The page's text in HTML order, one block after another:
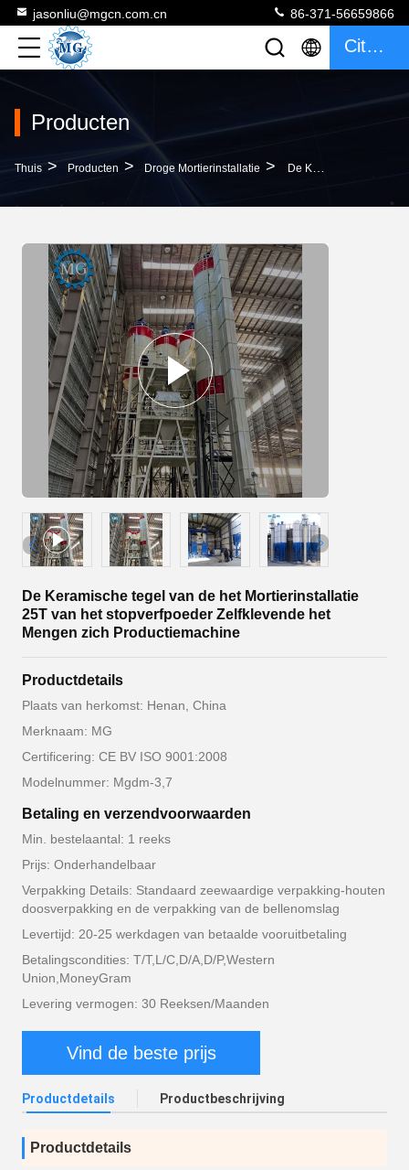
jasonliu@mgcn.com.cn 86-371-56659866
Citaat
Producten
Thuis > Producten > Droge Mortierinstallatie > De Keramische Tegel Van De Het Mortierinstallatie 25T Van Het Stopverfpoeder Zelfklevende Het Mengen Zich Productiemachine
De Keramische tegel van de het Mortierinstallatie
25T van het stopverfpoeder Zelfklevende het
Mengen zich Productiemachine
Productdetails
Plaats van herkomst: Henan, China
Merknaam: MG
Certificering: CE BV ISO 9001:2008
Modelnummer: Mgdm-3,7
Betaling en verzendvoorwaarden
Min. bestelaantal: 1 reeks
Prijs: Onderhandelbaar
Verpakking Details: Standaard zeewaardige verpakking-houten
doosverpakking en de verpakking van de bellenomslag
Levertijd: 20-25 werkdagen van betaalde vooruitbetaling
Betalingscondities: T/T,L/C,D/A,D/P,Western
Union,MoneyGram
Levering vermogen: 30 Reeksen/Maanden
Vind de beste prijs
Productdetails Productbeschrijving
Productdetails